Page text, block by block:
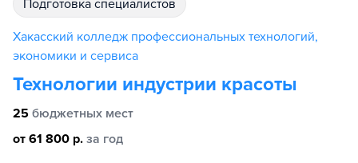
подготовка специалистов
Хакасский колледж профессиональных технологий,
экономики и сервиса
Технологии индустрии красоты
25 бюджетных мест
от 61 800 р. за год